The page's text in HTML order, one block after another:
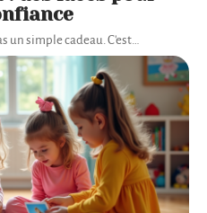
un simple cadeau. C'est…